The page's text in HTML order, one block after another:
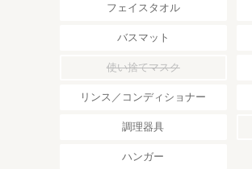
フェイスタオル
バスマット
使い捨てマスク
リンス／コンディショナー
調理器具
ハンガー